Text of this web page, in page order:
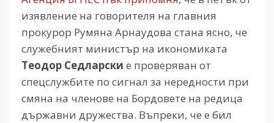
изявление на говорителя на главния
прокурор Румяна Арнаудова стана ясно, че
служебният министър на икономиката
Теодор Седларски е проверяван от
спецслужбите по сигнал за нередности при
смяна на членове на Бордовете на редица
държавни дружества. Въпреки, че е бил